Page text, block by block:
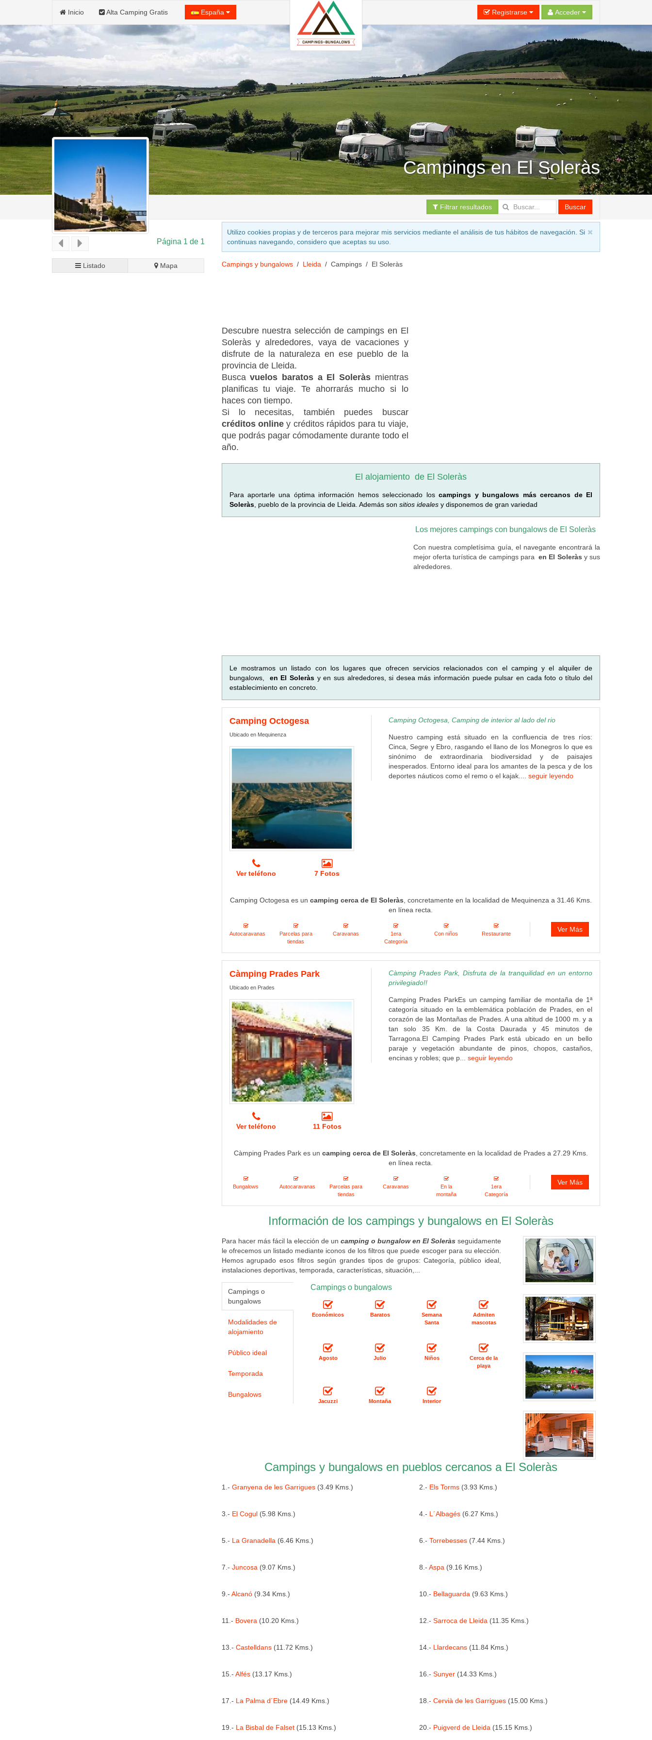
Inicio Alta Camping Gratis España Registrarse Acceder
Campings en El Soleràs
Filtrar resultados Buscar
Página 1 de 1
Listado Mapa
Utilizo cookies propias y de terceros para mejorar mis servicios mediante el análisis de tus hábitos de navegación. Si
continuas navegando, considero que aceptas su uso.
Campings y bungalows Lleida Campings El Soleràs
Descubre nuestra selección de campings en El
Soleràs y alrededores, vaya de vacaciones y
disfrute de la naturaleza en ese pueblo de la
provincia de Lleida.
Buscavuelos baratos a El Soleràs mientras
planificas tu viaje. Te ahorrarás mucho si lo
haces con tiempo.
Si lo necesitas, también puedes buscar
créditos onliney créditos rápidos para tu viaje,
que podrás pagar cómodamente durante todo el
año.
El alojamiento de El Soleràs
Para aportarle una óptima información hemos seleccionado loscampings y bungalows más cercanos de El
Soleràs, pueblo de la provincia de Lleida. Además son sitios ideales y disponemos de gran variedad
Los mejores campings con bungalows de El Soleràs
Con nuestra completísima guía, el navegante encontrará la
mejor oferta turística de campings para en El Soleràs y sus
alrededores.
Le mostramos un listado con los lugares que ofrecen servicios relacionados con el camping y el alquiler de
bungalows,
en El Soleràs y en sus alrededores, si desea más información puede pulsar en cada foto o título del
establecimiento en concreto.
Camping Octogesa
Ubicado en Mequinenza
Ver teléfono 7 Fotos
Camping Octogesa, Camping de interior al lado del rio
Nuestro camping está situado en la confluencia de tres ríos:
Cinca, Segre y Ebro, rasgando el llano de los Monegros lo que es
sinónimo de extraordinaria biodiversidad y de paisajes
inesperados. Entorno ideal para los amantes de la pesca y de los
deportes náuticos como el remo o el kajak.... seguir leyendo
Camping Octogesa es un camping cerca de El Soleràs , concretamente en la localidad de Mequinenza a 31.46 Kms.
en línea recta.
Autocaravanas
Parcelas para
tiendas
Caravanas
1era
Categoría
Con niños Restaurante
Ver Más
Càmping Prades Park
Ubicado en Prades
Ver teléfono 11 Fotos
Càmping Prades Park, Disfruta de la tranquilidad en un entorno
privilegiado!!
Camping Prades ParkEs un camping familiar de montaña de 1ª
categoría situado en la emblemática población de Prades, en el
corazón de las Montañas de Prades. A una altitud de 1000 m. y a
tan solo 35 Km. de la Costa Daurada y 45 minutos de
Tarragona.El Camping Prades Park está ubicado en un bello
paraje y vegetación abundante de pinos, chopos, castaños,
encinas y robles; que p... seguir leyendo
Càmping Prades Park es un camping cerca de El Soleràs , concretamente en la localidad de Prades a 27.29 Kms.
en línea recta.
Bungalows Autocaravanas
Parcelas para
tiendas
Caravanas
En la
montaña
1era
Categoría
Ver Más
Información de los campings y bungalows en El Soleràs
Para hacer más fácil la elección de un camping o bungalow en El Soleràs seguidamente
le ofrecemos un listado mediante iconos de los filtros que puede escoger para su elección.
Hemos agrupado esos filtros según grandes tipos de grupos: Categoría, público ideal,
instalaciones deportivas, temporada, características, situación,...
Campings o
bungalows
Modalidades de
alojamiento
Público ideal
Temporada
Bungalows
Campings o bungalows
Económicos Baratos
Semana
Santa
Admiten
mascotas
Agosto Julio Niños
Cerca de la
playa
Jacuzzi Montaña Interior
Campings y bungalows en pueblos cercanos a El Soleràs
1.- Granyena de les Garrigues(3.49 Kms.) 2.- Els Torms (3.93 Kms.)
3.- El Cogul(5.98 Kms.) 4.- L´Albagés (6.27 Kms.)
5.- La Granadella (6.46 Kms.) 6.-Torrebesses (7.44 Kms.)
7.- Juncosa (9.07 Kms.) 8.-Aspa (9.16 Kms.)
9.- Alcanó(9.34 Kms.) 10.- Bellaguarda (9.63 Kms.)
11.- Bovera (10.20 Kms.) 12.-Sarroca de Lleida (11.35 Kms.)
13.- Castelldans(11.72 Kms.) 14.- Llardecans (11.84 Kms.)
15.- Alfés(13.17 Kms.) 16.-Sunyer (14.33 Kms.)
17.- La Palma d´Ebre(14.49 Kms.) 18.-Cervià de les Garrigues (15.00 Kms.)
19.- La Bisbal de Falset(15.13 Kms.) 20.- Puigverd de Lleida (15.15 Kms.)